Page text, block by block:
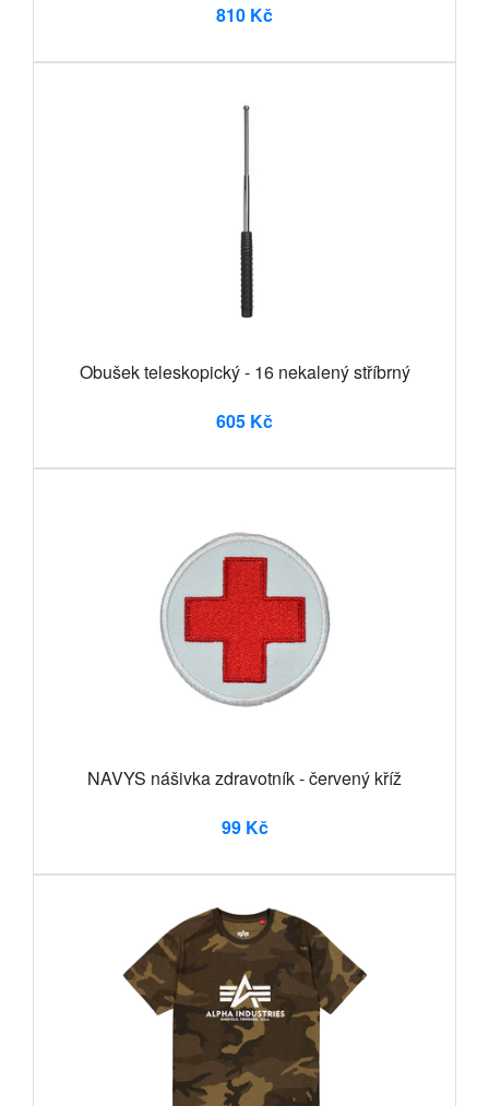
810 Kč
Obušek teleskopický - 16 nekalený stříbrný
605 Kč
NAVYS nášivka zdravotník - červený kříž
99 Kč